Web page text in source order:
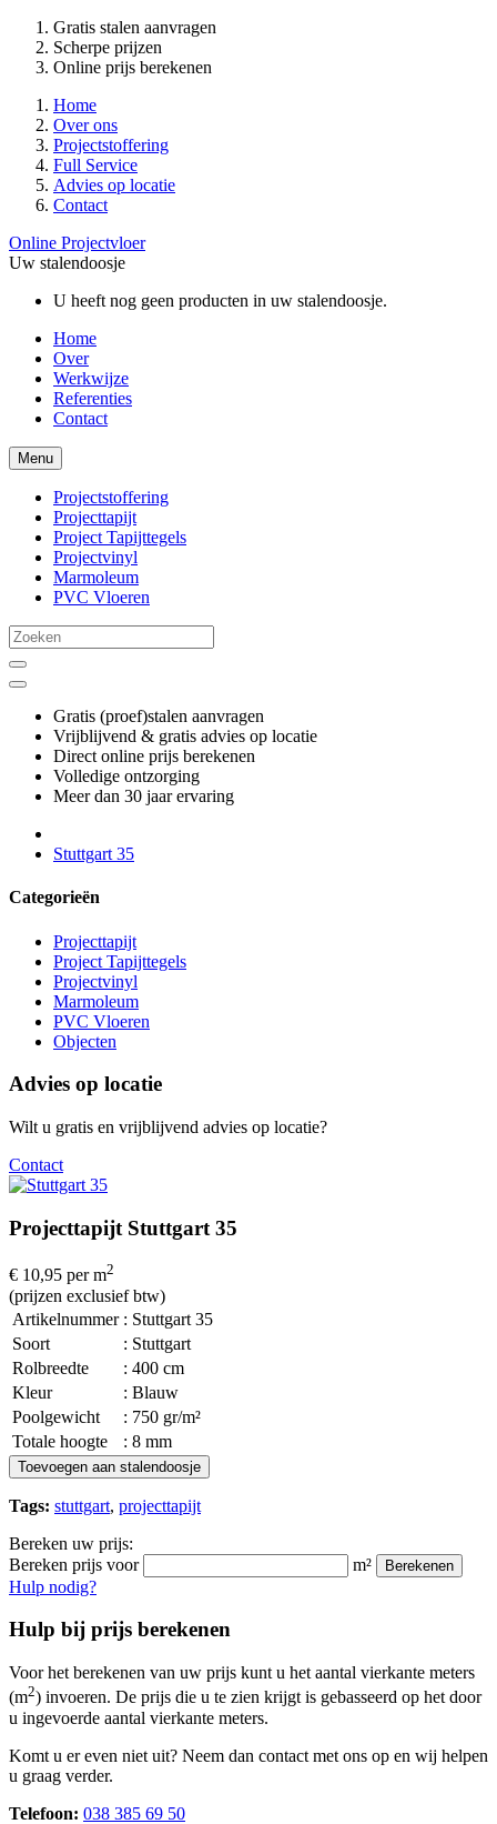
Gratis stalen aanvragen
Scherpe prijzen
Online prijs berekenen
Home
Over ons
Projectstoffering
Full Service
Advies op locatie
Contact
Online Projectvloer
Uw stalendoosje
U heeft nog geen producten in uw stalendoosje.
Home
Over
Werkwijze
Referenties
Contact
Menu
Projectstoffering
Projecttapijt
Project Tapijttegels
Projectvinyl
Marmoleum
PVC Vloeren
Gratis (proef)stalen aanvragen
Vrijblijvend & gratis advies op locatie
Direct online prijs berekenen
Volledige ontzorging
Meer dan 30 jaar ervaring
Stuttgart 35
Categorieën
Projecttapijt
Project Tapijttegels
Projectvinyl
Marmoleum
PVC Vloeren
Objecten
Advies op locatie
Wilt u gratis en vrijblijvend advies op locatie?
Contact
Projecttapijt Stuttgart 35
€ 10,95 per m2
(prijzen exclusief btw)
Artikelnummer : Stuttgart 35
Soort
: Stuttgart
Rolbreedte
: 400 cm
Kleur
: Blauw
Poolgewicht
: 750 gr/m²
Totale hoogte
: 8 mm
Toevoegen aan stalendoosje
Tags: stuttgart, projecttapijt
Bereken uw prijs:
Bereken prijs voor
m² Berekenen
Hulp nodig?
Hulp bij prijs berekenen
Voor het berekenen van uw prijs kunt u het aantal vierkante meters
(m2) invoeren. De prijs die u te zien krijgt is gebasseerd op het door
u ingevoerde aantal vierkante meters.
Komt u er even niet uit? Neem dan contact met ons op en wij helpen
u graag verder.
Telefoon: 038 385 69 50